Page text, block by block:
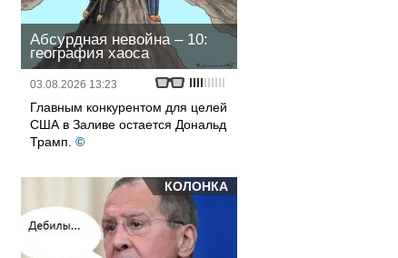
Абсурдная невойна – 10:
география хаоса
03.08.2026 13:23
Главным конкурентом для целей
США в Заливе остается Дональд
Трамп. ©
КОЛОНКА